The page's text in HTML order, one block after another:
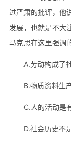
过严肃的批评，他
发展，也就是不大
马克思在这里强调
A.劳动构成了
B.物质资料生
C.人的活动是
D.社会历史不